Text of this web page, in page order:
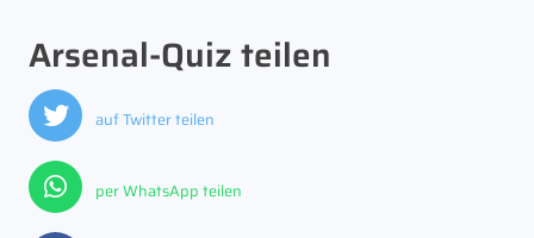
Arsenal-Quiz teilen
auf Twitter teilen
per WhatsApp teilen